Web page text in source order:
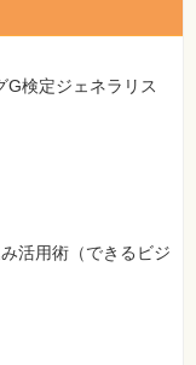
を
文2行目の末尾
G検定ジェネラリス
活用術（できるビジ